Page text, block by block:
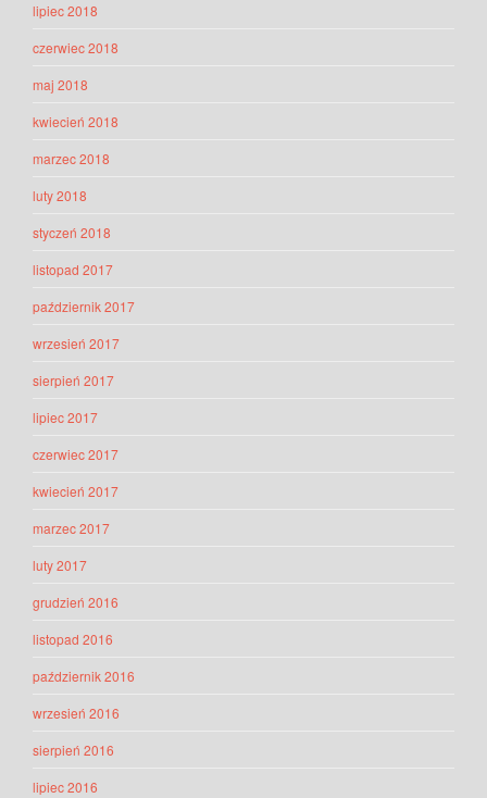
lipiec 2018
czerwiec 2018
maj 2018
kwiecień 2018
marzec 2018
luty 2018
styczeń 2018
listopad 2017
październik 2017
wrzesień 2017
sierpień 2017
lipiec 2017
czerwiec 2017
kwiecień 2017
marzec 2017
luty 2017
grudzień 2016
listopad 2016
październik 2016
wrzesień 2016
sierpień 2016
lipiec 2016